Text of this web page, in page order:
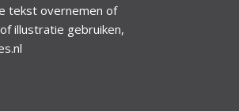
tekst overnemen of
illustratie gebruiken,